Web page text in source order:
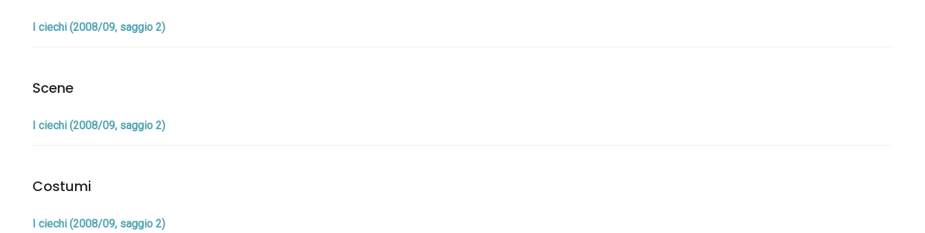
I ciechi (2008/09, saggio 2)
Scene
I ciechi (2008/09, saggio 2)
Costumi
I ciechi (2008/09, saggio 2)